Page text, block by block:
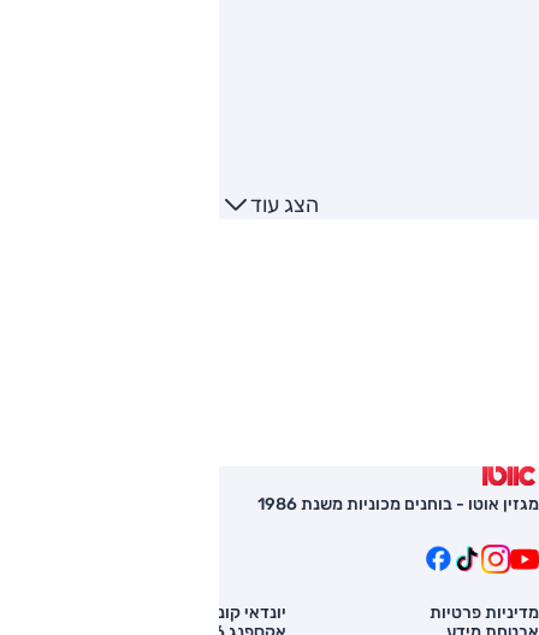
הצג עוד
מגזין אוטו - בוחנים מכוניות משנת 1986
מדיניות פרטיות
יונדאי קונה